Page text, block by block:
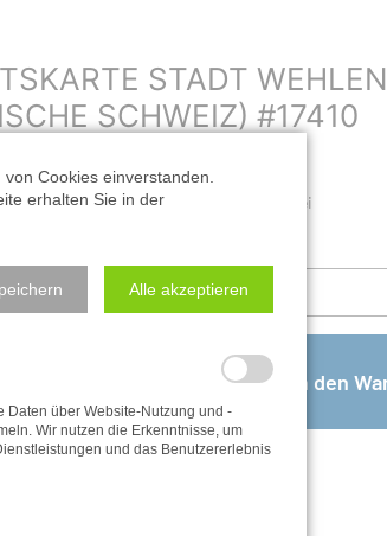
STADT WEHLEN
SCHWEIZ) #17410
auf Stadt Wehlen und die Bastei
Cookies einverstanden.
erhalten Sie in der
Alle akzeptieren
Daten über Website-Nutzung und -
Wir nutzen die Erkenntnisse, um
und das Benutzererlebnis